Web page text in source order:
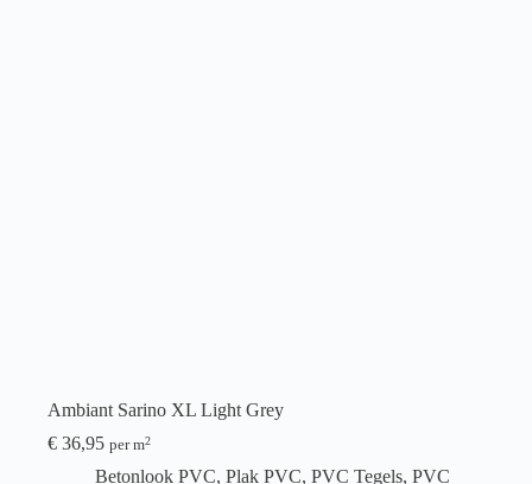
Ambiant Sarino XL Light Grey
€ 36,95 per m2
Betonlook PVC, Plak PVC, PVC Tegels, PVC